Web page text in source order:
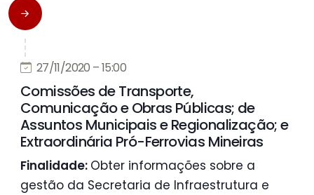
27/11/2020 – 15:00
Comissões de Transporte,
Comunicação e Obras Públicas; de
Assuntos Municipais e Regionalização; e
Extraordinária Pró-Ferrovias Mineiras
Finalidade: Obter informações sobre a
gestão da Secretaria de Infraestrutura e